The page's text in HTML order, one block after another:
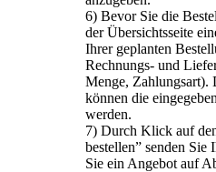
6) Bevor Sie die
der Übersichtsseite
Ihrer geplanten
Rechnungs- und
Menge, Zahlungsart).
können die
werden.
7) Durch Klick auf
bestellen” senden Sie
Sie ein Angebot auf